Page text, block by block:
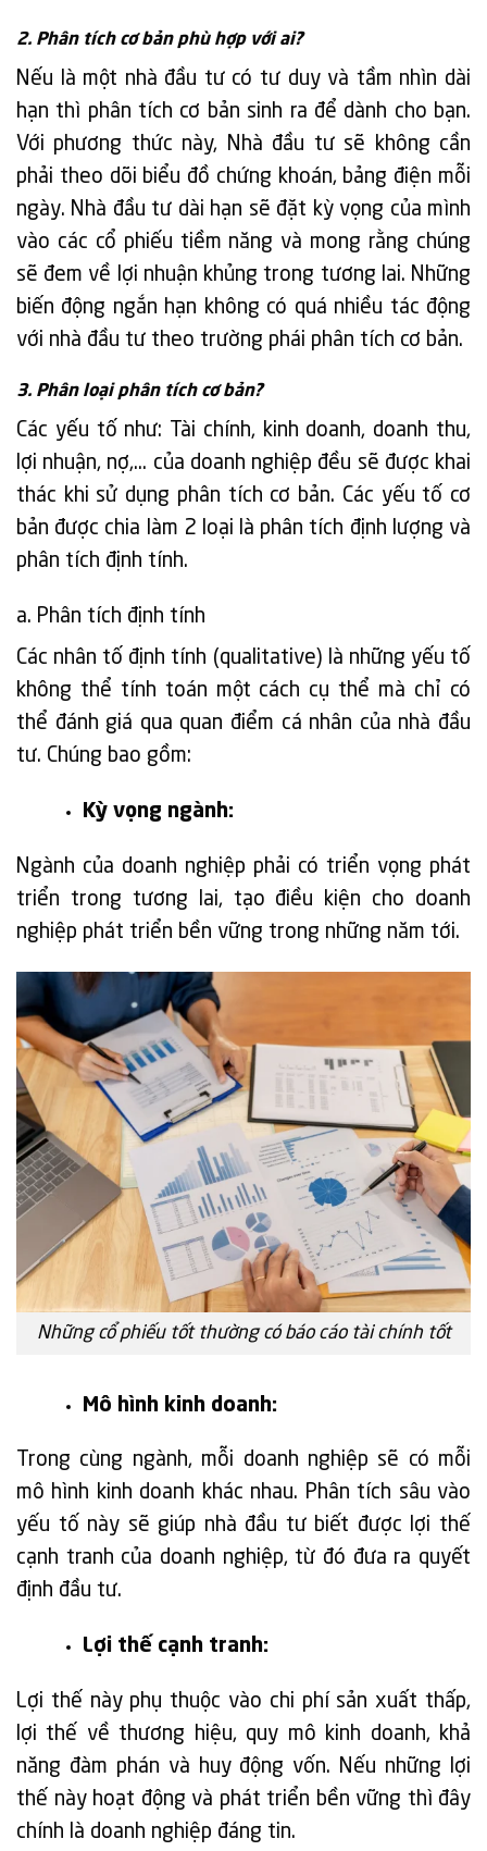
2. Phân tích cơ bản phù hợp với ai?
Nếu là một nhà đầu tư có tư duy và tầm nhìn dài
hạn thì phân tích cơ bản sinh ra để dành cho bạn.
Với phương thức này, Nhà đầu tư sẽ không cần
phải theo dõi biểu đồ chứng khoán, bảng điện mỗi
ngày. Nhà đầu tư dài hạn sẽ đặt kỳ vọng của mình
vào các cổ phiếu tiềm năng và mong rằng chúng
sẽ đem về lợi nhuận khủng trong tương lai. Những
biến động ngắn hạn không có quá nhiều tác động
với nhà đầu tư theo trường phái phân tích cơ bản.
3. Phân loại phân tích cơ bản?
Các yếu tố như: Tài chính, kinh doanh, doanh thu,
lợi nhuận, nợ,… của doanh nghiệp đều sẽ được khai
thác khi sử dụng phân tích cơ bản. Các yếu tố cơ
bản được chia làm 2 loại là phân tích định lượng và
phân tích định tính.
a. Phân tích định tính
Các nhân tố định tính (qualitative) là những yếu tố
không thể tính toán một cách cụ thể mà chỉ có
thể đánh giá qua quan điểm cá nhân của nhà đầu
tư. Chúng bao gồm:
Kỳ vọng ngành:
Ngành của doanh nghiệp phải có triển vọng phát
triển trong tương lai, tạo điều kiện cho doanh
nghiệp phát triển bền vững trong những năm tới.
Những cổ phiếu tốt thường có báo cáo tài chính tốt
Mô hình kinh doanh:
Trong cùng ngành, mỗi doanh nghiệp sẽ có mỗi
mô hình kinh doanh khác nhau. Phân tích sâu vào
yếu tố này sẽ giúp nhà đầu tư biết được lợi thế
cạnh tranh của doanh nghiệp, từ đó đưa ra quyết
định đầu tư.
Lợi thế cạnh tranh:
Lợi thế này phụ thuộc vào chi phí sản xuất thấp,
lợi thế về thương hiệu, quy mô kinh doanh, khả
năng đàm phán và huy động vốn. Nếu những lợi
thế này hoạt động và phát triển bền vững thì đây
chính là doanh nghiệp đáng tin.